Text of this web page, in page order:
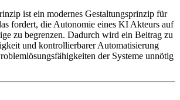
ist ein modernes Gestaltungsprinzip für
fordert, die Autonomie eines KI Akteurs auf
zu begrenzen. Dadurch wird ein Beitrag zu
und kontrollierbarer Automatisierung
der Systeme unnötig